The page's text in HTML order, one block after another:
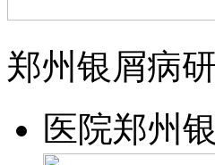
郑州银屑病
医院郑州